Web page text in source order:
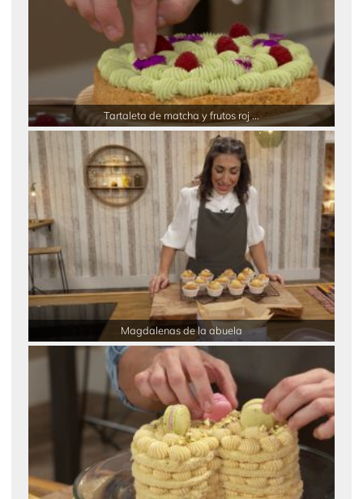
Tartaleta de matcha y frutos roj ...
Magdalenas de la abuela